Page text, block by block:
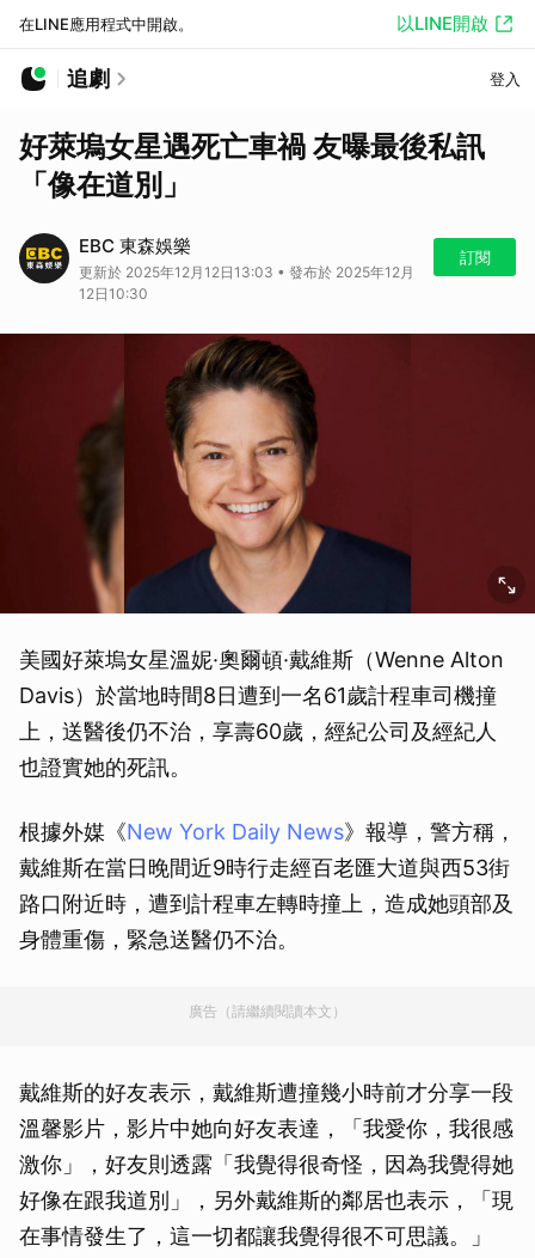
在LINE應用程式中開啟。 以LINE開啟
追劇 登入
好萊塢女星遇死亡車禍 友曝最後私訊
「像在道別」
EBC 東森娛樂
更新於 2025年12月12日13:03 • 發布於 2025年12月
12日10:30
訂閱
美國好萊塢女星溫妮·奧爾頓·戴維斯（Wenne Alton
Davis）於當地時間8日遭到一名61歲計程車司機撞
上，送醫後仍不治，享壽60歲，經紀公司及經紀人
也證實她的死訊。
根據外媒《New York Daily News》報導，警方稱，
戴維斯在當日晚間近9時行走經百老匯大道與西53街
路口附近時，遭到計程車左轉時撞上，造成她頭部及
身體重傷，緊急送醫仍不治。
廣告（請繼續閱讀本文）
戴維斯的好友表示，戴維斯遭撞幾小時前才分享一段
溫馨影片，影片中她向好友表達，「我愛你，我很感
激你」，好友則透露「我覺得很奇怪，因為我覺得她
好像在跟我道別」，另外戴維斯的鄰居也表示，「現
在事情發生了，這一切都讓我覺得很不可思議。」